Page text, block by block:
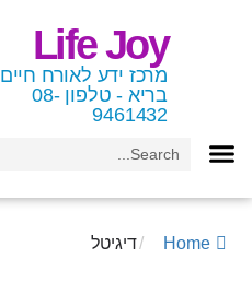
Life Joy
מרכז ידע לאורח חיים
בריא - טלפון 08-
9461432
Home
/דיגיטל